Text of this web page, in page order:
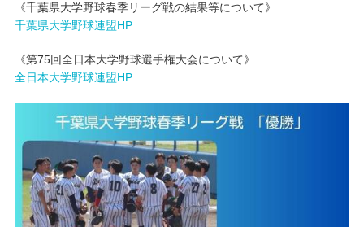
《千葉県大学野球春季リーグ戦の結果等について》
千葉県大学野球連盟HP
《第75回全日本大学野球選手権大会について》
全日本大学野球連盟HP